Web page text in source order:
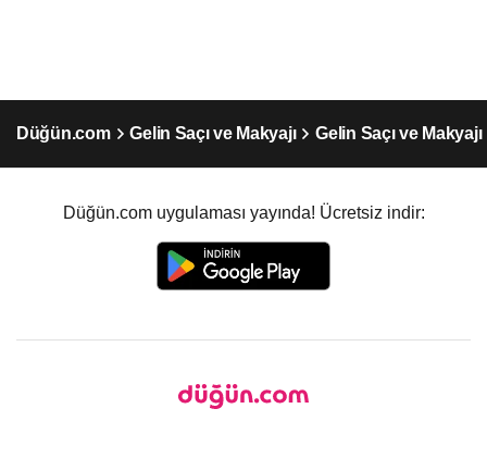
Düğün.com Gelin Saçı ve Makyajı Gelin Saçı ve
Düğün.com uygulaması yayında! Ücretsiz indir: